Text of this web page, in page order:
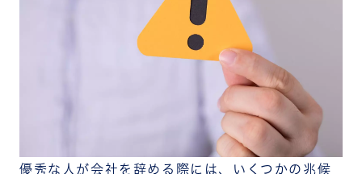
優秀な人が会社を辞める際には、いくつかの兆候